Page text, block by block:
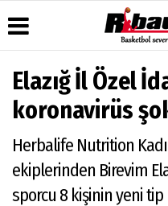
Üye Paneli
Haber
Arşivi
Arşivi
Durumu
Anketler
Elazığ İl Özel
koronavirüs
Herbalife Nutrition
ekiplerinden Birevim
sporcu 8 kişinin yeni